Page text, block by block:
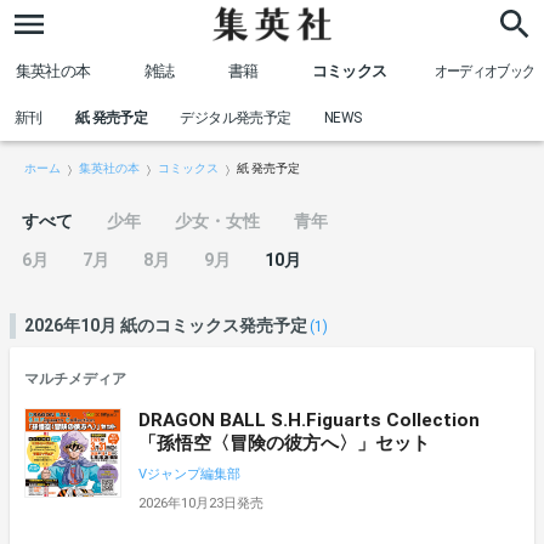
集英社の本 雑誌 書籍 コミックス
新刊 紙 発売予定 デジタル発売予定 NEWS
オーディオブック
ホーム 集英社の本 コミックス 紙 発売予定
すべて 少年 少女・女性
青年
6月
7月 8月 9月 10月
2026年10月 紙のコミックス発売予定 (1)
マルチメディア
DRAGON BALL S.H.Figuarts Collection
「孫悟空〈冒険の彼方へ〉」セット
Vジャンプ編集部
2026年10月23日発売